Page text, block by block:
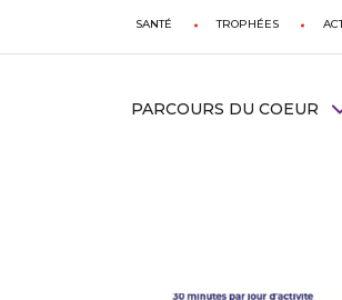
SANTÉ TROPHÉES
PARCOURS DU COEUR